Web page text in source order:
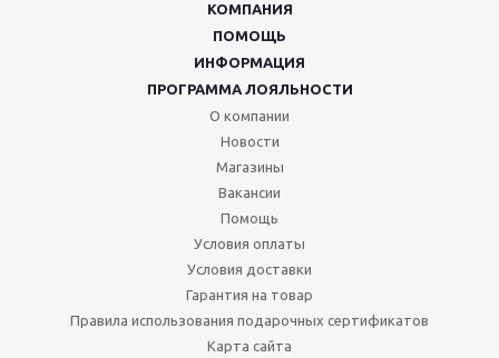
КОМПАНИЯ
ПОМОЩЬ
ИНФОРМАЦИЯ
ПРОГРАММА ЛОЯЛЬНОСТИ
О компании
Новости
Магазины
Вакансии
Помощь
Условия оплаты
Условия доставки
Гарантия на товар
Правила использования подарочных сертификатов
Карта сайта